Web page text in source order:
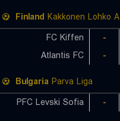
Finland Kakkonen Lohko A
FC Kiffen
-
Atlantis FC
-
Bulgaria Parva Liga
PFC Levski Sofia
-